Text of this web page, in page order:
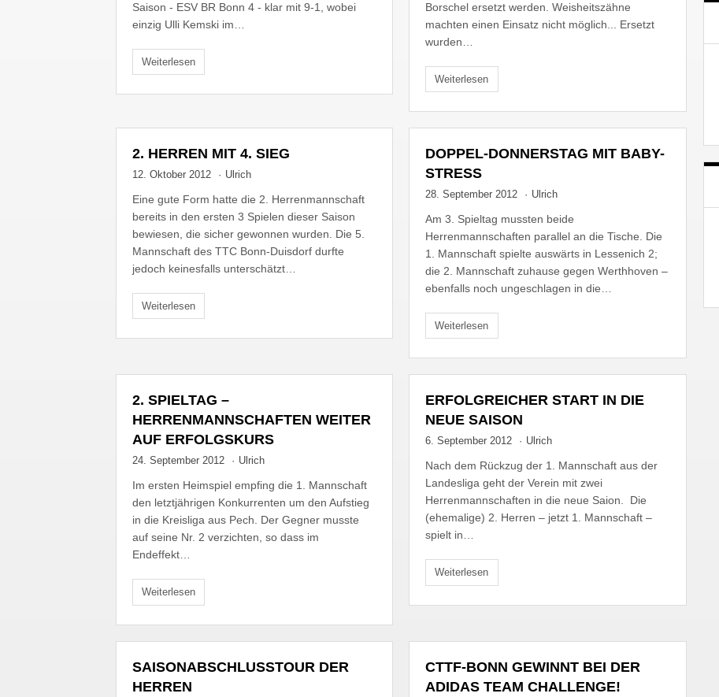
Saison - ESV BR Bonn 4 - klar mit 9-1, wobei
einzig Ulli Kemski im…
Weiterlesen
Borschel ersetzt werden. Weisheitszähne
machten einen Einsatz nicht möglich... Ersetzt
wurden…
Weiterlesen
2. HERREN MIT 4. SIEG
12. Oktober 2012 · Ulrich
Eine gute Form hatte die 2. Herrenmannschaft
bereits in den ersten 3 Spielen dieser Saison
bewiesen, die sicher gewonnen wurden. Die 5.
Mannschaft des TTC Bonn-Duisdorf durfte
jedoch keinesfalls unterschätzt…
Weiterlesen
DOPPEL-DONNERSTAG MIT BABY-
STRESS
28. September 2012 · Ulrich
Am 3. Spieltag mussten beide
Herrenmannschaften parallel an die Tische. Die
1. Mannschaft spielte auswärts in Lessenich 2;
die 2. Mannschaft zuhause gegen Werthhoven –
ebenfalls noch ungeschlagen in die…
Weiterlesen
2. SPIELTAG –
HERRENMANNSCHAFTEN WEITER
AUF ERFOLGSKURS
24. September 2012 · Ulrich
Im ersten Heimspiel empfing die 1. Mannschaft
den letztjährigen Konkurrenten um den Aufstieg
in die Kreisliga aus Pech. Der Gegner musste
auf seine Nr. 2 verzichten, so dass im
Endeffekt…
Weiterlesen
ERFOLGREICHER START IN DIE
NEUE SAISON
6. September 2012 · Ulrich
Nach dem Rückzug der 1. Mannschaft aus der
Landesliga geht der Verein mit zwei
Herrenmannschaften in die neue Saion. Die
(ehemalige) 2. Herren – jetzt 1. Mannschaft –
spielt in…
Weiterlesen
SAISONABSCHLUSSTOUR DER
HERREN
CTTF-BONN GEWINNT BEI DER
ADIDAS TEAM CHALLENGE!